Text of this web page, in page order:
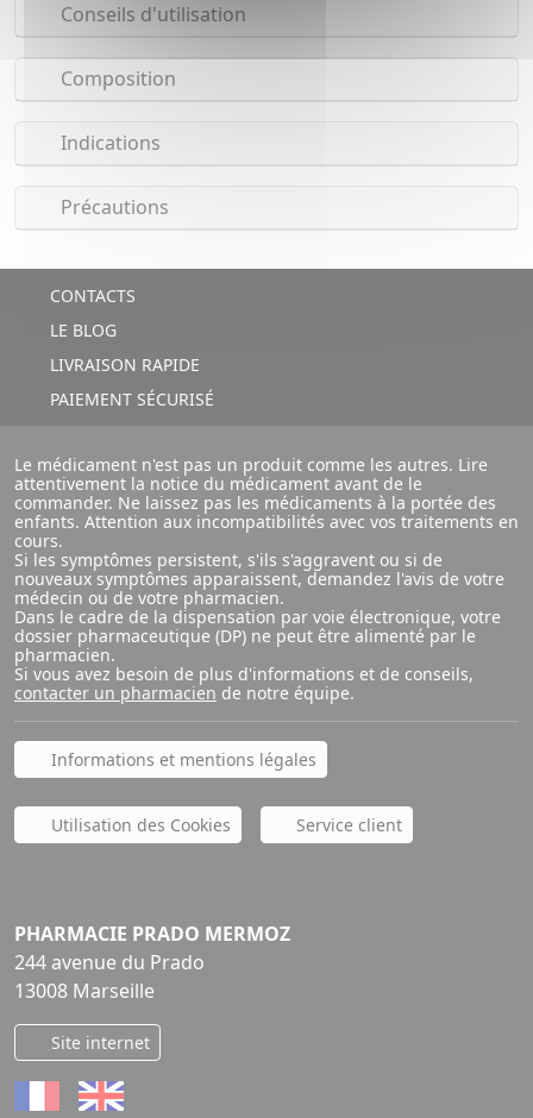
Conseils d'utilisation
Composition
Indications
Précautions
CONTACTS
LE BLOG
LIVRAISON RAPIDE
PAIEMENT SÉCURISÉ
Le médicament n'est pas un produit comme les autres. Lire
attentivement la notice du médicament avant de le
commander. Ne laissez pas les médicaments à la portée des
enfants. Attention aux incompatibilités avec vos traitements en
cours.
Si les symptômes persistent, s'ils s'aggravent ou si de
nouveaux symptômes apparaissent, demandez l'avis de votre
médecin ou de votre pharmacien.
Dans le cadre de la dispensation par voie électronique, votre
dossier pharmaceutique (DP) ne peut être alimenté par le
pharmacien.
Si vous avez besoin de plus d'informations et de conseils,
contacter un pharmacien de notre équipe.
Informations et mentions légales
Utilisation des Cookies Service client
PHARMACIE PRADO MERMOZ
244 avenue du Prado
13008 Marseille
Site internet